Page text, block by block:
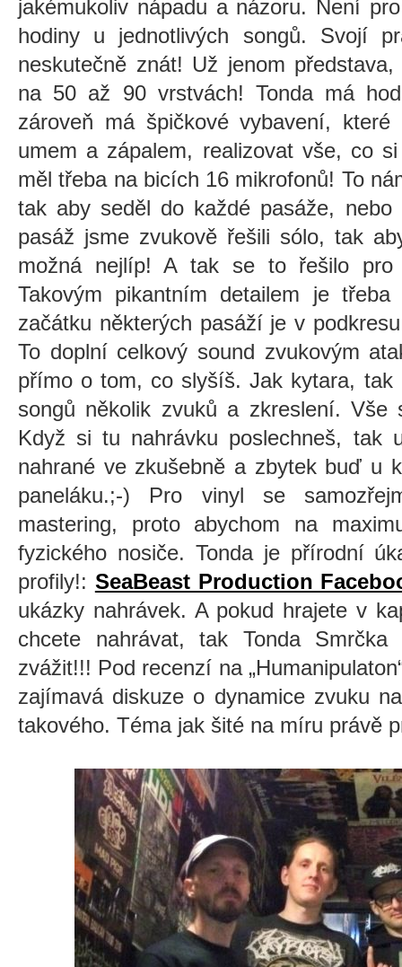
jakémukoliv nápadu a názoru. Není
hodiny u jednotlivých songů. Svojí
neskutečně znát! Už jenom
na 50 až 90 vrstvách! Tonda má
zároveň má špičkové vybavení,
umem a zápalem, realizovat vše, co
měl třeba na bicích 16 mikrofonů! To
tak aby seděl do každé pasáže,
pasáž jsme zvukově řešili sólo, tak
možná nejlíp! A tak se to řešilo pro
Takovým pikantním detailem je
začátku některých pasáží je v
To doplní celkový sound zvukovým
přímo o tom, co slyšíš. Jak kytara,
songů několik zvuků a zkreslení. Vše
Když si tu nahrávku poslechneš, tak
nahrané ve zkušebně a zbytek buď u
paneláku.;-) Pro vinyl se
mastering, proto abychom na
fyzického nosiče. Tonda je přírodní
profily!: SeaBeast Production
ukázky nahrávek. A pokud hrajete v
chcete nahrávat, tak Tonda
zvážit!!! Pod recenzí na
zajímavá diskuze o dynamice zvuku
takového. Téma jak šité na míru právě